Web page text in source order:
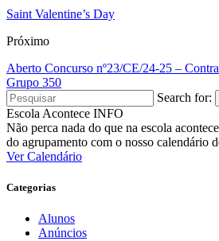
Saint Valentine’s Day
Próximo
Aberto Concurso nº23/CE/24-25 –
Grupo 350
Search for:
Escola Acontece INFO
Não perca nada do que na escola
do agrupamento com o nosso calendário
Ver Calendário
Categorias
Alunos
Anúncios